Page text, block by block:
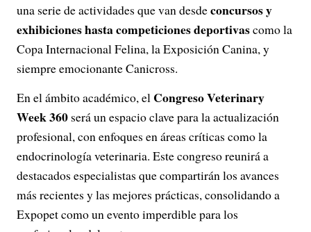
una serie de actividades que van desdeconcursos y
exhibiciones hasta competiciones deportivascomo la
Copa Internacional Felina, la Exposición Canina, y
siempre emocionante Canicross.
En el ámbito académico, el Congreso Veterinary
Week 360 será un espacio clave para la actualización
profesional, con enfoques en áreas críticas como la
endocrinología veterinaria. Este congreso reunirá a
destacados especialistas que compartirán los avances
más recientes y las mejores prácticas, consolidando a
Expopet como un evento imperdible para los